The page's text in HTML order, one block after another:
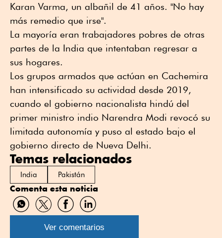
Karan Varma, un albañil de 41 años. "No hay
más remedio que irse".
La mayoría eran trabajadores pobres de otras
partes de la India que intentaban regresar a
sus hogares.
Los grupos armados que actúan en Cachemira
han intensificado su actividad desde 2019,
cuando el gobierno nacionalista hindú del
primer ministro indio Narendra Modi revocó su
limitada autonomía y puso al estado bajo el
gobierno directo de Nueva Delhi.
Temas relacionados
India Pakistán
Comenta esta noticia
Compartir
por
WhatsApp
Compartir
por
Twitter
Compartir
por
Facebook
Compartir
por
Linkedin
Ver comentarios